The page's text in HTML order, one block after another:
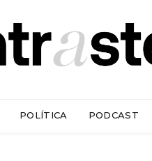
POLÍTICA PODCAST